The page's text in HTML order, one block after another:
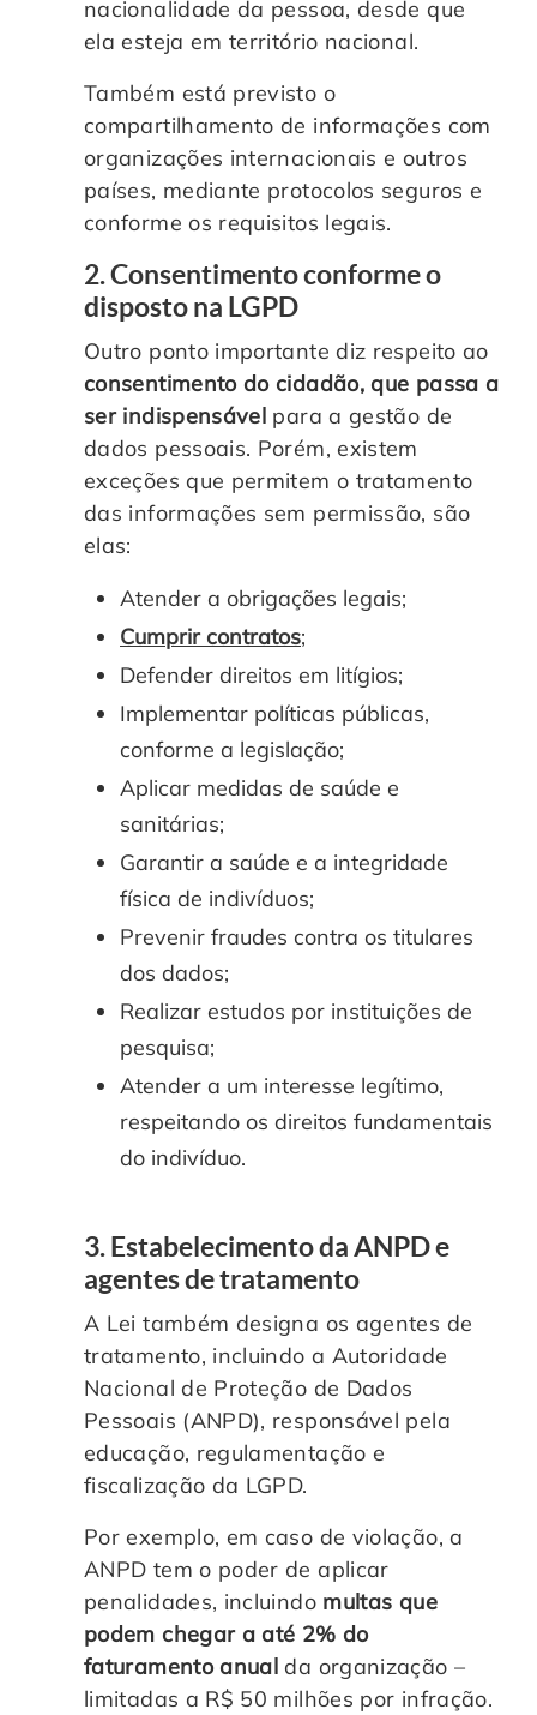
nacionalidade da pessoa, desde que
ela esteja em território nacional.
Também está previsto o
compartilhamento de informações com
organizações internacionais e outros
países, mediante protocolos seguros e
conforme os requisitos legais.
2. Consentimento conforme o
disposto na LGPD
Outro ponto importante diz respeito ao
consentimento do cidadão, que passa a
ser indispensável para a gestão de
dados pessoais. Porém, existem
exceções que permitem o tratamento
das informações sem permissão, são
elas:
Atender a obrigações legais;
Cumprir contratos;
Defender direitos em litígios;
Implementar políticas públicas,
conforme a legislação;
Aplicar medidas de saúde e
sanitárias;
Garantir a saúde e a integridade
física de indivíduos;
Prevenir fraudes contra os titulares
dos dados;
Realizar estudos por instituições de
pesquisa;
Atender a um interesse legítimo,
respeitando os direitos fundamentais
do indivíduo.
3. Estabelecimento da ANPD e
agentes de tratamento
A Lei também designa os agentes de
tratamento, incluindo a Autoridade
Nacional de Proteção de Dados
Pessoais (ANPD), responsável pela
educação, regulamentação e
fiscalização da LGPD.
Por exemplo, em caso de violação, a
ANPD tem o poder de aplicar
penalidades, incluindomultas que
podem chegar a até 2% do
faturamento anualda organização –
limitadas a R$ 50 milhões por infração.